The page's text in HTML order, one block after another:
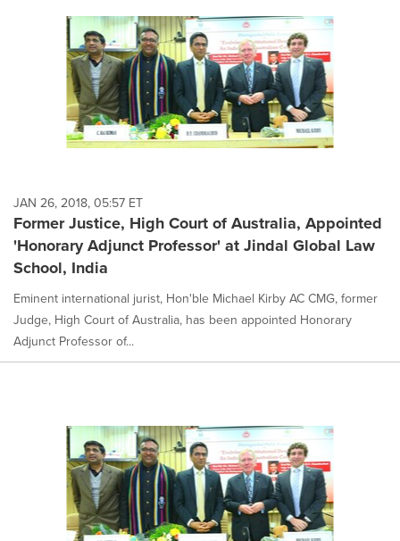
JAN 26, 2018, 05:57 ET
Former Justice, High Court of Australia, Appointed
'Honorary Adjunct Professor' at Jindal Global Law
School, India
Eminent international jurist, Hon'ble Michael Kirby AC CMG, former
Judge, High Court of Australia, has been appointed Honorary
Adjunct Professor of...